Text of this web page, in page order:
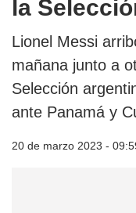
la
Lionel Messi
mañana junto a
Selección
ante Panamá y
20 de marzo 2023 -